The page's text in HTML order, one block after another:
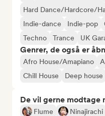
Hard Dance/Hardcore/
Indie-dance
Indie-pop
Techno
Trance UK
Genrer, de også er
Afro House/Amapiano
Chill House
Deep house
De vil gerne modtage
Flume Ninajirachi